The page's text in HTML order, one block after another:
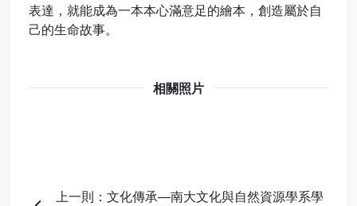
表達，就能成為一本本心滿意足的繪本，創造屬於自
己的生命故事。
相關照片
上一則：文化傳承―南大文化與自然資源學系學